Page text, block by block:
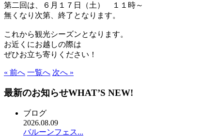
第二回は、６月１７日（土） １１時～
無くなり次第、終了となります。
これから観光シーズンとなります。
お近くにお越しの際は
ぜひお立ち寄りください！
« 前へ 一覧へ 次へ »
最新のお知らせWHAT’S NEW!
ブログ
2026.08.09
バルーンフェス...